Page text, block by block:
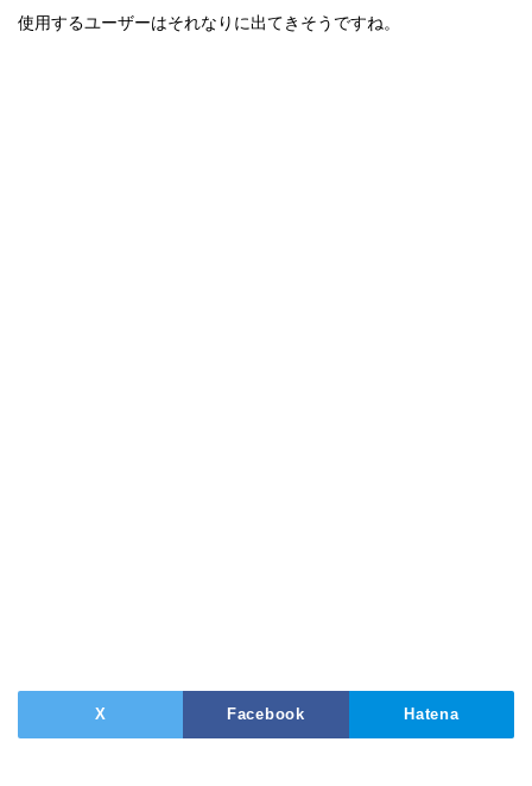
使用するユーザーはそれなりに出てきそうですね。
X Facebook Hatena